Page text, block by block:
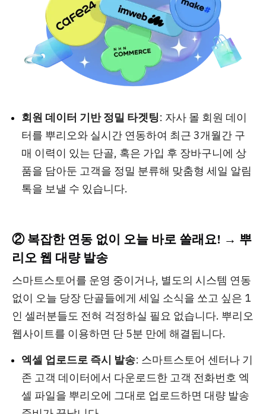
회원 데이터 기반 정밀 타겟팅: 자사 몰 회원 데이
터를 뿌리오와 실시간 연동하여 최근 3개월간 구
매 이력이 있는 단골, 혹은 가입 후 장바구니에 상
품을 담아둔 고객을 정밀 분류해 맞춤형 세일 알림
톡을 보낼 수 있습니다.
② 복잡한 연동 없이 오늘 바로 쏠래요! → 뿌
리오 웹 대량 발송
스마트스토어를 운영 중이거나, 별도의 시스템 연동
없이 오늘 당장 단골들에게 세일 소식을 쏘고 싶은 1
인 셀러분들도 전혀 걱정하실 필요 없습니다. 뿌리오
웹사이트를 이용하면 단 5분 만에 해결됩니다.
엑셀 업로드로 즉시 발송: 스마트스토어 센터나 기
존 고객 데이터에서 다운로드한 고객 전화번호 엑
셀 파일을 뿌리오에 그대로 업로드하면 대량 발송